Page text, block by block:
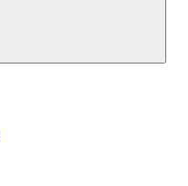
Buscar